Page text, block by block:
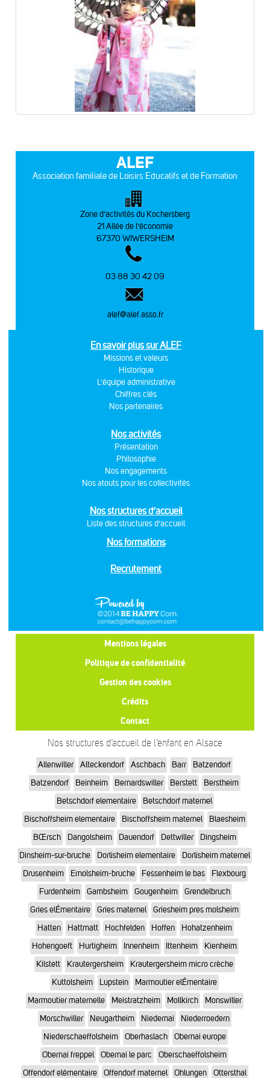
ALEF
Association familiale de Loisirs Educatifs et de Formation
Zone d’activités du Kochersberg
21 Allée de l’économie
67370 WIWERSHEIM
03 88 30 42 09
alef@alef.asso.fr
En savoir plus sur ALEF
Missions et valeurs
Historique
L'équipe administrative
Chiffres clés
Nos partenaires
Nos activités
Présentation
Philosophie
Nos engagements
Nos atouts pour les collectivités
Nos structures d’accueil
Liste des structures d’accueil
Nos formations
Recrutement
Mentions légales
Politique de confidentialité
Gestion des cookies
Crédits
Contact
Nos structures d’accueil de l’enfant en Alsace
Allenwiller Alteckendorf Aschbach Barr
Batzendorf
Batzendorf
Beinheim Bernardswiller Berstett
Berstheim
Betschdorf elementaire
Betschdorf maternel
Bischoffsheim elementaire
Bischoffsheim maternel
Blaesheim
BŒrsch
Dangolsheim Dauendorf Dettwiller
Dingsheim
Dinsheim-sur-bruche
Dorlisheim elementaire
Dorlisheim maternel
Drusenheim
Ernolsheim-bruche Fessenheim le bas
Flexbourg
Furdenheim
Gambsheim Gougenheim
Grendelbruch
Gries elÉmentaire
Gries maternel
Griesheim pres molsheim
Hatten
Hattmatt Hochfelden Hoffen
Hohatzenheim
Hohengoeft
Hurtigheim Innenheim Ittenheim
Kienheim
Kilstett
Krautergersheim
Krautergersheim micro crèche
Kuttolsheim
Lupstein
Marmoutier elÉmentaire
Marmoutier maternelle
Meistratzheim Mollkirch
Monswiller
Morschwiller
Neugartheim Niedernai
Niederroedern
Niederschaeffolsheim
Oberhaslach
Obernai europe
Obernai freppel
Obernai le parc
Oberschaeffolsheim
Offendorf elémentaire
Offendorf maternel Ohlungen Ottersthal